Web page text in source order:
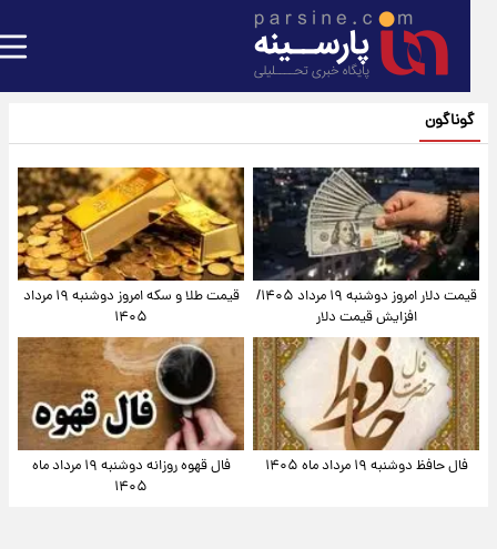
گوناگون
قیمت دلار امروز دوشنبه ۱۹ مرداد ۱۴۰۵/
افزایش قیمت دلار
قیمت طلا و سکه امروز دوشنبه ۱۹ مرداد
۱۴۰۵
فال حافظ دوشنبه ۱۹ مرداد ماه ۱۴۰۵
فال قهوه روزانه دوشنبه ۱۹ مرداد ماه
۱۴۰۵